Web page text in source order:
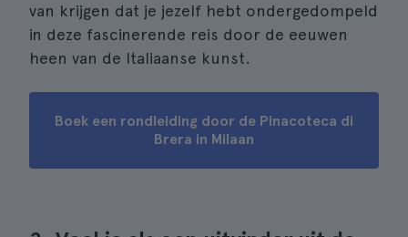
van krijgen dat je jezelf hebt ondergedompeld
in deze fascinerende reis door de eeuwen
heen van de Italiaanse kunst.
Boek een rondleiding door de Pinacoteca di
Brera in Milaan